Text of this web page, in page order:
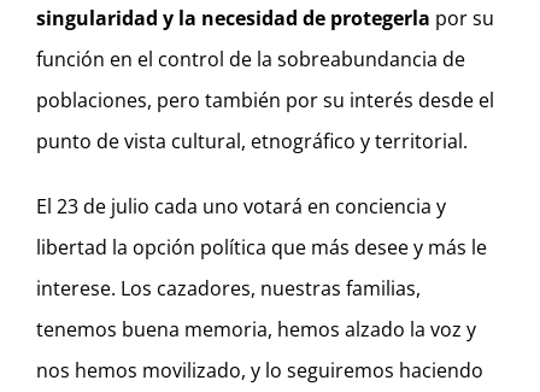
singularidad y la necesidad de protegerla por su
función en el control de la sobreabundancia de
poblaciones, pero también por su interés desde el
punto de vista cultural, etnográfico y territorial.
El 23 de julio cada uno votará en conciencia y
libertad la opción política que más desee y más le
interese. Los cazadores, nuestras familias,
tenemos buena memoria, hemos alzado la voz y
nos hemos movilizado, y lo seguiremos haciendo